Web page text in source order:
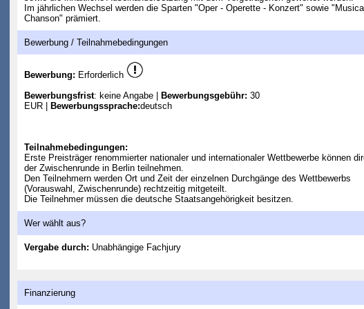
Im jährlichen Wechsel werden die Sparten "Oper - Operette - Konzert" sowie
Chanson" prämiert.
Bewerbung / Teilnahmebedingungen
Bewerbung: Erforderlich
Bewerbungsfrist: keine Angabe | Bewerbungsgebühr: 30
EUR |
Bewerbungssprache:deutsch
Teilnahmebedingungen:
Erste Preisträger renommierter nationaler und internationaler Wettbewerbe können
der Zwischenrunde in Berlin teilnehmen.
Den Teilnehmern werden Ort und Zeit der einzelnen Durchgänge des Wettbewerbs
(Vorauswahl, Zwischenrunde) rechtzeitig mitgeteilt.
Die Teilnehmer müssen die deutsche Staatsangehörigkeit besitzen.
Wer wählt aus?
Vergabe durch: Unabhängige Fachjury
Finanzierung